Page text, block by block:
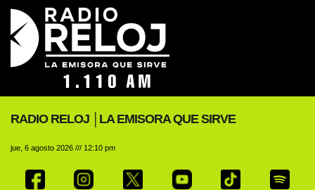
RADIO RELOJ │LA EMISORA QUE SIRVE
jue, 6 agosto 2026 /// 12:10 pm